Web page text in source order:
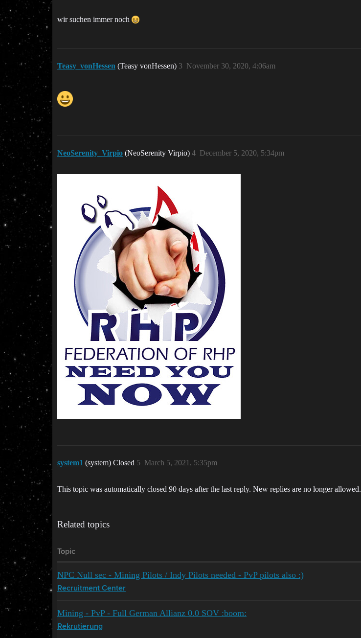
wir suchen immer noch
Teasy_vonHessen (Teasy vonHessen) November 30, 2020, 4:06am
3
NeoSerenity_Virpio (NeoSerenity Virpio) December 5, 2020, 5:34pm
4
system1 (system) Closed March 5, 2021, 5:35pm
5
This topic was automatically closed 90 days after the last reply. New replies are no longer allowed.
Related topics
Topic
NPC Null sec - Mining Pilots / Indy Pilots needed - PvP pilots also :)
Recruitment Center
Mining - PvP - Full German Allianz 0.0 SOV :boom:
Rekrutierung